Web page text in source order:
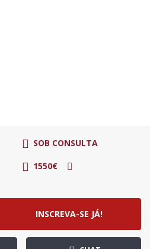
SOB CONSULTA
1550€
INSCREVA-SE JÁ!